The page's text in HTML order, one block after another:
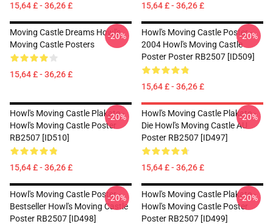
15,64 £ - 36,26 £ 15,64 £ - 36,26 £
Moving Castle Dreams Howl's
Moving Castle Posters
15,64 £ - 36,26 £
-20%
Howl's Moving Castle Poster -
2004 Howl's Moving Castle
Poster Poster RB2507 [ID509]
15,64 £ - 36,26 £
-20%
Howl's Moving Castle Plakate -
Howl's Moving Castle Poster
RB2507 [ID510]
15,64 £ - 36,26 £
-20%
Howl's Moving Castle Plakate -
Die Howl's Moving Castle AU
Poster RB2507 [ID497]
15,64 £ - 36,26 £
-20%
Howl's Moving Castle Poster -
Bestseller Howl's Moving Castle
Poster RB2507 [ID498]
-20%
Howl's Moving Castle Plakate -
Howl's Moving Castle Poster
Poster RB2507 [ID499]
-20%